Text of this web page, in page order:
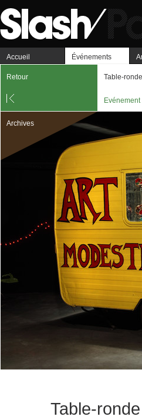
Accueil Événements
Retour Table-
Evénement
Archives
Table-